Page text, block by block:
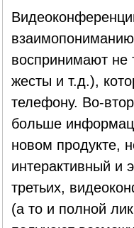
воспринимают не
жесты и т.д.),
телефону. Во-
больше
новом продукте,
интерактивный и
третьих,
(а то и полной